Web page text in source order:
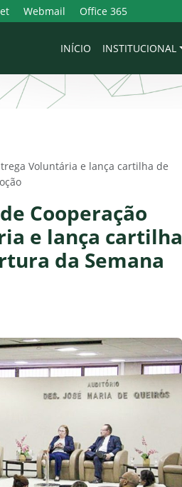
Webmail Office 365
INÍCIO INSTITUCIONAL
Voluntária e lança cartilha de
Cooperação
e lança cartilha
da Semana